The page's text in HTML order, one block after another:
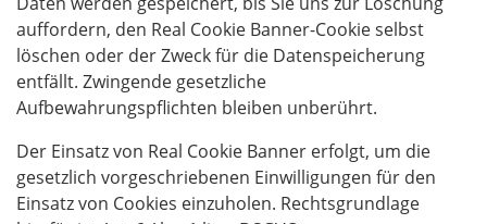
auffordern, den Real Cookie Banner-Cookie selbst
löschen oder der Zweck für die Datenspeicherung
entfällt. Zwingende gesetzliche
Aufbewahrungspflichten bleiben unberührt.
Der Einsatz von Real Cookie Banner erfolgt, um die
gesetzlich vorgeschriebenen Einwilligungen für den
Einsatz von Cookies einzuholen. Rechtsgrundlage